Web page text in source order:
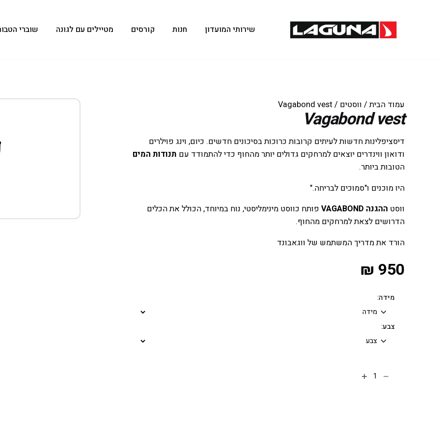
שירותי המועדון חנות קורסים מטיילים עם לגונה שוברי
עמוד הבית/ ווסטים / Vagabond vest
Vagabond vest
דיסציפלינות חדשות לעיתים קרובות כרוכות בסיכונים חדשים. כיום, וינג פוילרים
ודואון ווינדרים יוצאים למרחקים גדולים יותר מהחוף כדי להתמודד עם תנודות המים
הטובות ביותר.
היו מוכנים ו"סמוכים לבריחה."
ווסט ההגנה VAGABOND פותח כווסט מינימליסטי, נוח במיוחד, הכולל את הכלים
הדרושים לצאת למרחקים מהחוף.
הורד את מדריך המשתמש של ווגאבונד
מידה:
צבע:
₪ 950